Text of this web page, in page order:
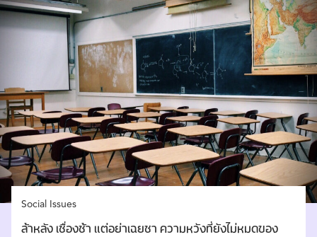
Social Issues
ล้าหลัง เชื่องช้า แต่อย่าเฉยชา ความหวังที่ยังไม่หมดของ